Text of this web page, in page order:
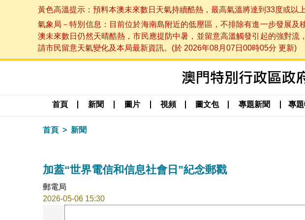
黃色高溫提示：預料本澳未來數日天氣持續酷熱，最高氣溫將達到33度或
氣象局－特別信息：目前位於海南島附近的低壓區，不排除有進一步發展
澳未來數日仍然天晴酷熱，市民應提防中暑，並留意高溫觸發引起的強對
請市民留意天氣變化及本局最新資訊。(於 2026年08月07日00時05分 更新)
首頁 新聞 圖片 視頻 圖文包 專題新聞 專
首頁 新聞
加蓋“世界電信和信息社會日”紀念郵戳
郵電局
2026-05-06 15:30